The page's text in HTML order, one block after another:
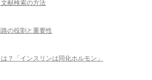
献検索の方法
の役割と重要性
？「インスリンは同化ホルモン」